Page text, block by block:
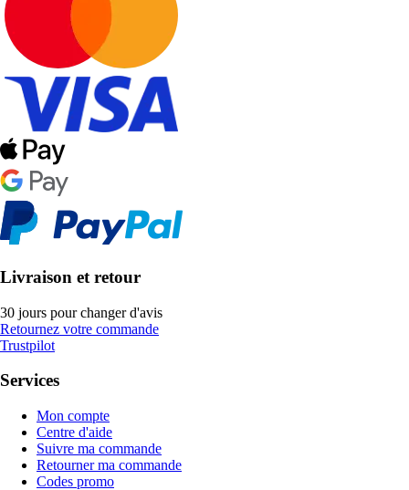
Livraison et retour
30 jours pour changer d'avis
Retournez votre commande
Trustpilot
Services
Mon compte
Centre d'aide
Suivre ma commande
Retourner ma commande
Codes promo